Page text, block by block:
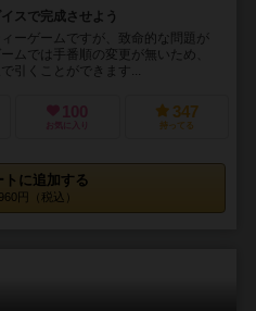
スで完成させよう
ーゲームですが、致命的な問題が
ムでは手番順の変更が無いため、
引くことができます...
100
お気に入り
347
持ってる
トに追加する
円（税込）